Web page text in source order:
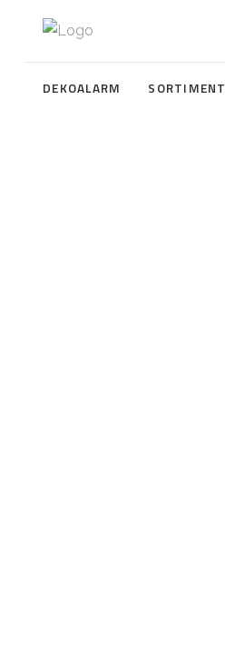
DEKOALARM SORTIMENT